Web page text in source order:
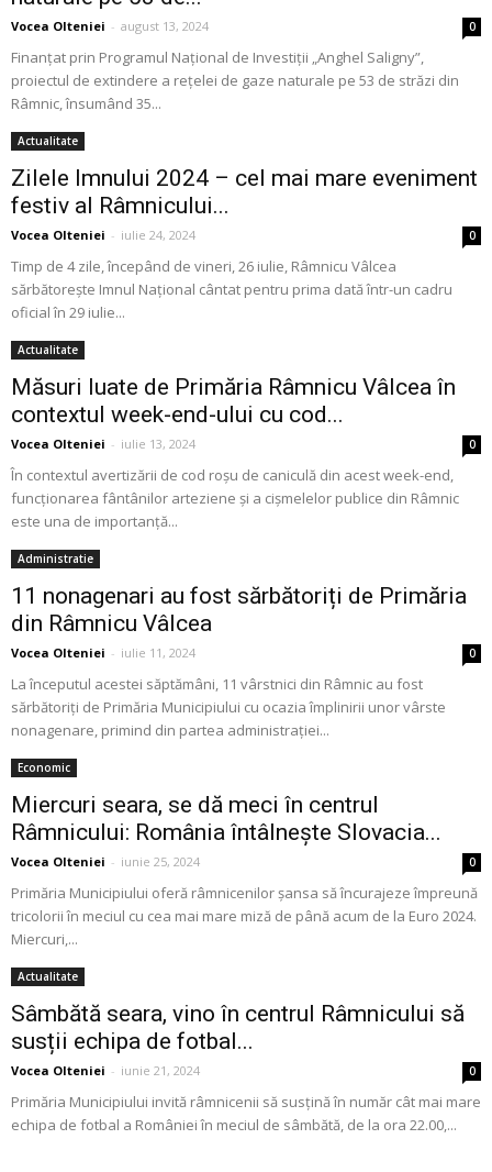
Vocea Olteniei - august 13, 2024 0
Finanțat prin Programul Național de Investiții „Anghel Saligny”,
proiectul de extindere a rețelei de gaze naturale pe 53 de străzi din
Râmnic, însumând 35...
Actualitate
Zilele Imnului 2024 – cel mai mare eveniment
festiv al Râmnicului...
Vocea Olteniei - iulie 24, 2024 0
Timp de 4 zile, începând de vineri, 26 iulie, Râmnicu Vâlcea
sărbătorește Imnul Național cântat pentru prima dată într-un cadru
oficial în 29 iulie...
Actualitate
Măsuri luate de Primăria Râmnicu Vâlcea în
contextul week-end-ului cu cod...
Vocea Olteniei - iulie 13, 2024 0
În contextul avertizării de cod roșu de caniculă din acest week-end,
funcționarea fântânilor arteziene și a cișmelelor publice din Râmnic
este una de importanță...
Administratie
11 nonagenari au fost sărbătoriți de Primăria
din Râmnicu Vâlcea
Vocea Olteniei - iulie 11, 2024 0
La începutul acestei săptămâni, 11 vârstnici din Râmnic au fost
sărbătoriți de Primăria Municipiului cu ocazia împlinirii unor vârste
nonagenare, primind din partea administrației...
Economic
Miercuri seara, se dă meci în centrul
Râmnicului: România întâlnește Slovacia...
Vocea Olteniei - iunie 25, 2024 0
Primăria Municipiului oferă râmnicenilor șansa să încurajeze împreună
tricolorii în meciul cu cea mai mare miză de până acum de la Euro 2024.
Miercuri,...
Actualitate
Sâmbătă seara, vino în centrul Râmnicului să
susții echipa de fotbal...
Vocea Olteniei - iunie 21, 2024 0
Primăria Municipiului invită râmnicenii să susțină în număr cât mai mare
echipa de fotbal a României în meciul de sâmbătă, de la ora 22.00,...